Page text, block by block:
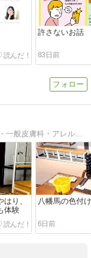
許さないお話
83日前
六本木駅から徒歩1分の場所で美容皮膚科・一般皮膚科・アレルギー科・保険診療してます。ニキビ痕の治療に力を入れてます。
り、
体験
八幡馬の色付け
6日前